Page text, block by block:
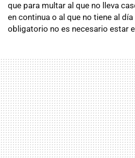
que para multar al que no lleva
en continua o al que no tiene al
obligatorio no es necesario estar